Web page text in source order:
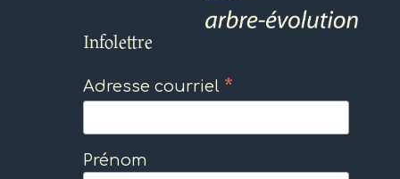
Infolettre
Adresse courriel *
Prénom